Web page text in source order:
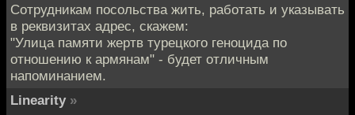
Сотрудникам посольства жить, работать и указывать
в реквизитах адрес, скажем:
"Улица памяти жертв турецкого геноцида по
отношению к армянам" - будет отличным
напоминанием.
Linearity »